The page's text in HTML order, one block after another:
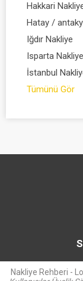
Hakkari
Hatay /
Iğdır Nakliye
Isparta Nakliye
İstanbul
Tümünü Gör
Nakliye Rehberi -